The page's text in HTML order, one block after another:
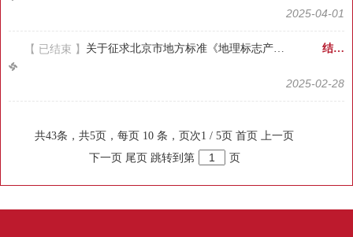
2025-04-01
【 已结束 】 关于征求北京市地方标准《地理标志产品 张家湾葡萄（张湾葡萄）》意见的通知 结果反馈
2025-02-28
共43条，共5页，每页 10 条，页次1 / 5页 首页 上一页
下一页 尾页 跳转到第 页